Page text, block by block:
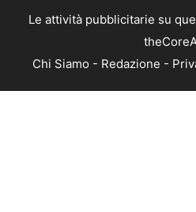
Le attività pubblicitarie su
Chi Siamo - Redazione -